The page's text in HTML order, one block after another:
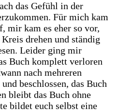
das Gefühl in der
Für mich kam
mir kam es eher so vor,
drehen und ständig
Leider ging mir
Buch komplett verloren
nach mehreren
beschlossen, das Buch
bleibt das Buch ohne
bildet euch selbst eine